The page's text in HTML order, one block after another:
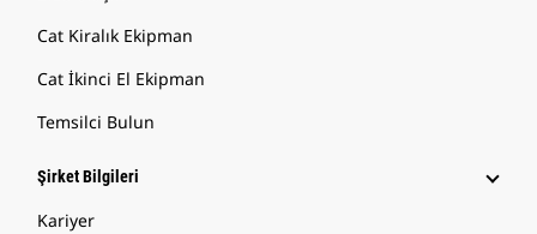
Cat Kiralık Ekipman
Cat İkinci El Ekipman
Temsilci Bulun
Şirket Bilgileri
Kariyer